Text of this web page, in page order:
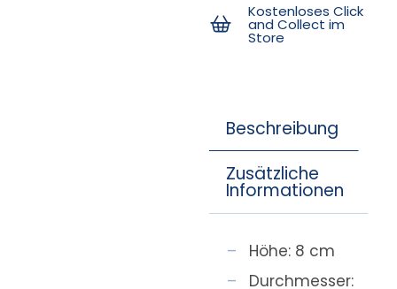
Kostenloses Click
and Collect im
Store
Beschreibung
Zusätzliche
Informationen
Höhe: 8 cm
Durchmesser: